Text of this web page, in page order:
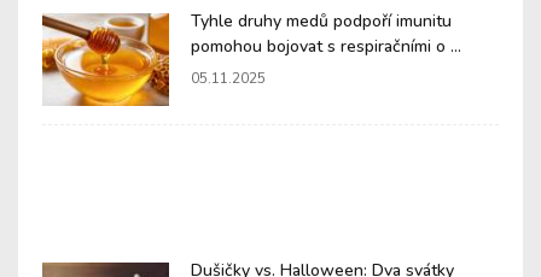
Tyhle druhy medů podpoří imunitu
pomohou bojovat s respiračními o ...
05.11.2025
Dušičky vs. Halloween: Dva svátky